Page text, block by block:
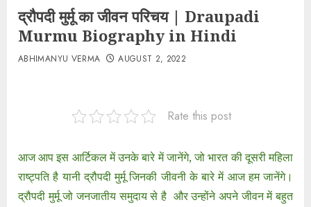
द्रौपदी मुर्मू का जीवन परिचय | Draupadi
Murmu Biography in Hindi
ABHIMANYU VERMA AUGUST 2, 2022
Rate this post
आज आप इस आर्टिकल में उनके बारे में जानेंगे, जो भारत की दूसरी महिला
राष्ट्पति है यानी द्रौपदी मुर्मू जिनकी जीवनी के बारे में आज हम जानेंगे।
द्रौपदी मुर्मू जो जनजातीय समुदाय से है और उन्होंने अपने जीवन में बहुत